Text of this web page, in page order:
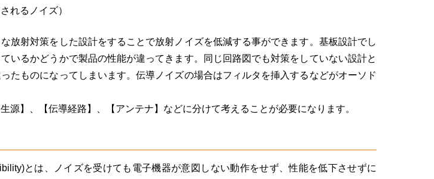
れるノイズ）
放射対策をした設計をすることで放射ノイズを低減する事ができます。基板設計でし
いるかどうかで製品の性能が違ってきます。同じ回路図でも対策をしていない設計と
たものになってしまいます。伝導ノイズの場合はフィルタを挿入するなどがオーソド
源】、【伝導経路】、【アンテナ】などに分けて考えることが必要になります。
とは、ノイズを受けても電子機器が意図しない動作をせず、性能を低下させずに